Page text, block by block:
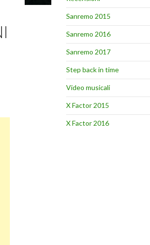
Sanremo 2015
Sanremo 2016
Sanremo 2017
Step back in time
Video musicali
X Factor 2015
X Factor 2016